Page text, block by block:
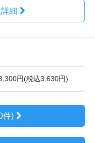
細
円(税込3,630円)
件)